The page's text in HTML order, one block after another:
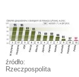
źródło:
Rzeczpospolita